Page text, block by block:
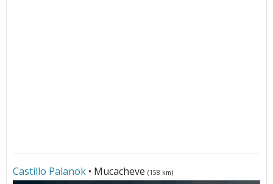
Castillo Palanok • Mucacheve (158 km)